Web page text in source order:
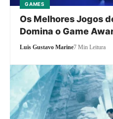
GAMES
Os Melhores Jogos
Domina o Game
Luis Gustavo Marine7 Min Leitura